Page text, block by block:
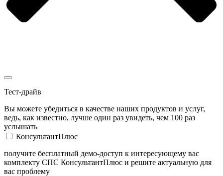
Тест-драйв
Вы можете убедиться в качестве наших продуктов и услуг,
ведь, как известно, лучше один раз увидеть, чем 100 раз
услышать
КонсультантПлюс
получите бесплатный демо-доступ к интересующему вас
комплекту СПС КонсультантПлюс и решите актуальную для
вас проблему